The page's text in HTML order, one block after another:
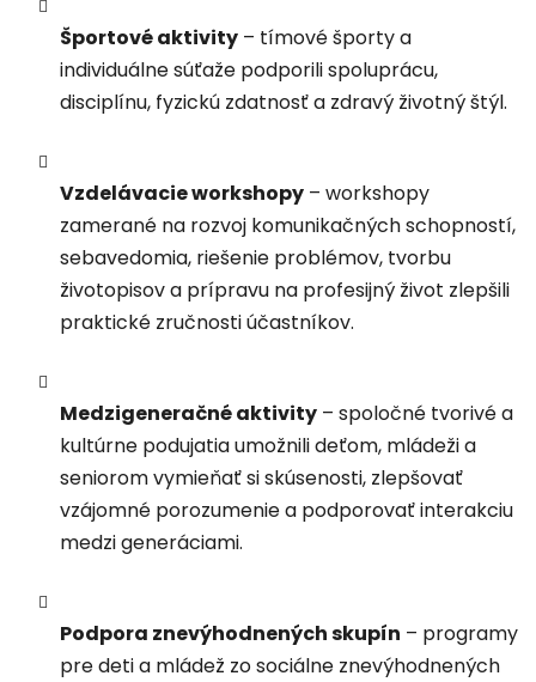
Športové aktivity – tímové športy a
individuálne súťaže podporili spoluprácu,
disciplínu, fyzickú zdatnosť a zdravý životný štýl.
Vzdelávacie workshopy – workshopy
zamerané na rozvoj komunikačných schopností,
sebavedomia, riešenie problémov, tvorbu
životopisov a prípravu na profesijný život zlepšili
praktické zručnosti účastníkov.
Medzigeneračné aktivity – spoločné tvorivé a
kultúrne podujatia umožnili deťom, mládeži a
seniorom vymieňať si skúsenosti, zlepšovať
vzájomné porozumenie a podporovať interakciu
medzi generáciami.
Podpora znevýhodnených skupín – programy
pre deti a mládež zo sociálne znevýhodnených